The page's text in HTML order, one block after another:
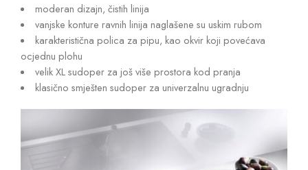
moderan dizajn, čistih linija
vanjske konture ravnih linija naglašene su uskim rubom
karakteristična polica za pipu, kao okvir koji povećava
ocjednu plohu
velik XL sudoper za još više prostora kod pranja
klasično smješten sudoper za univerzalnu ugradnju